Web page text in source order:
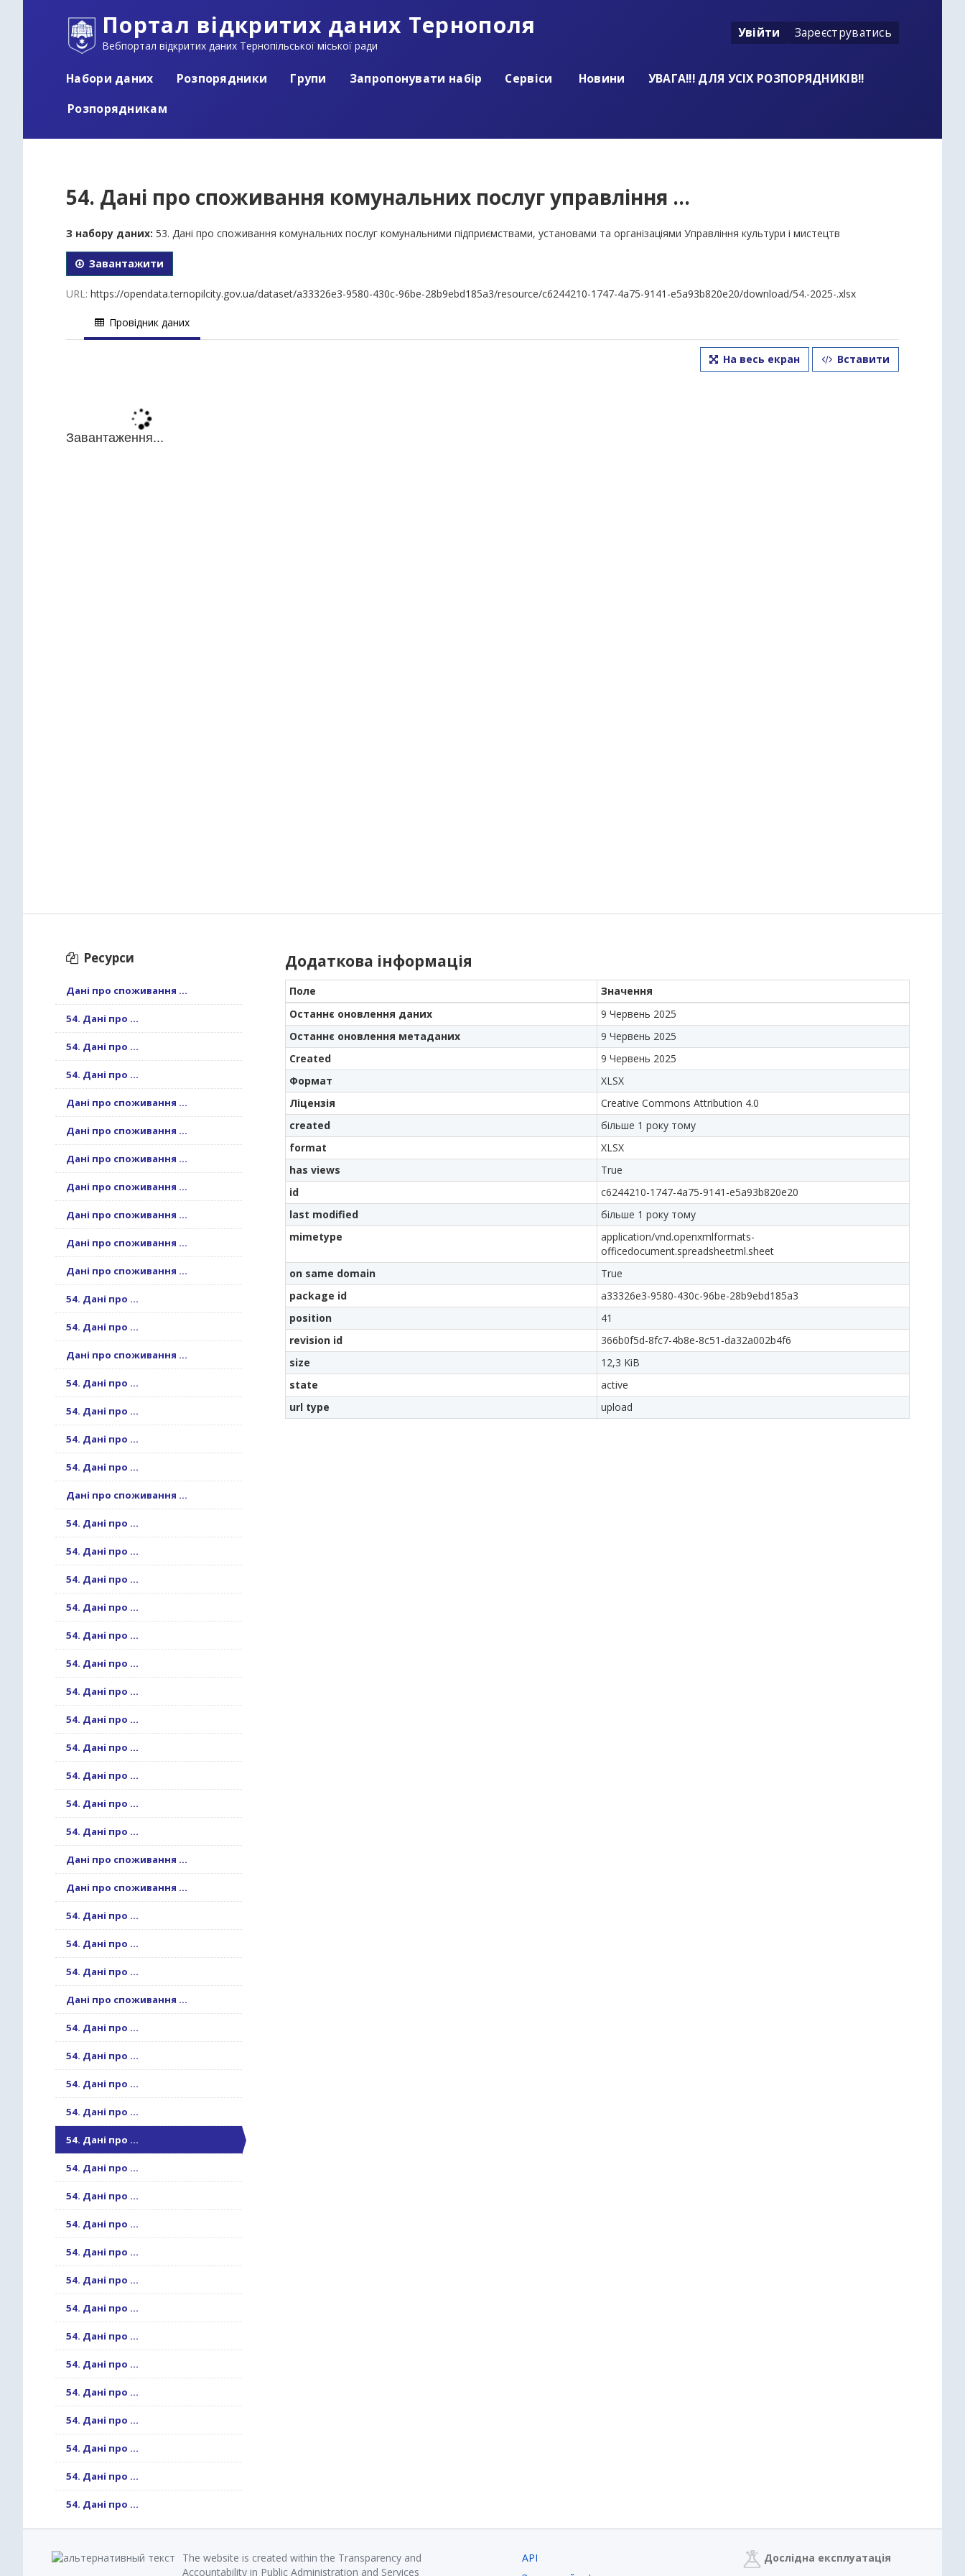
Портал відкритих даних Тернополя
Вебпортал відкритих даних Тернопільської міської ради
Увійти Зареєструватись
Набори даних Розпорядники Групи Запропонувати набір Сервіси Новини
УВАГА!!! ДЛЯ УСІХ РОЗПОРЯДНИКІВ!!
Розпорядникам
54. Дані про споживання комунальних послуг управління ...
З набору даних: 53. Дані про споживання комунальних послуг комунальними підприємствами, установами та організаціями Управління культури і мистецтв
Завантажити
URL: https://opendata.ternopilcity.gov.ua/dataset/a33326e3-9580-430c-96be-28b9ebd185a3/resource/c6244210-1747-4a75-9141-e5a93b820e20/download/54.-2025-.xlsx
Провідник даних
На весь екран Вставити
Ресурси
Дані про споживання ...
54. Дані про ...
54. Дані про ...
54. Дані про ...
Дані про споживання ...
Дані про споживання ...
Дані про споживання ...
Дані про споживання ...
Дані про споживання ...
Дані про споживання ...
Дані про споживання ...
54. Дані про ...
54. Дані про ...
Дані про споживання ...
54. Дані про ...
54. Дані про ...
54. Дані про ...
54. Дані про ...
Дані про споживання ...
54. Дані про ...
54. Дані про ...
54. Дані про ...
54. Дані про ...
54. Дані про ...
54. Дані про ...
54. Дані про ...
54. Дані про ...
54. Дані про ...
54. Дані про ...
54. Дані про ...
54. Дані про ...
Дані про споживання ...
Дані про споживання ...
54. Дані про ...
54. Дані про ...
54. Дані про ...
Дані про споживання ...
54. Дані про ...
54. Дані про ...
54. Дані про ...
54. Дані про ...
54. Дані про ...
54. Дані про ...
54. Дані про ...
54. Дані про ...
54. Дані про ...
54. Дані про ...
54. Дані про ...
54. Дані про ...
54. Дані про ...
54. Дані про ...
54. Дані про ...
54. Дані про ...
54. Дані про ...
54. Дані про ...
Додаткова інформація
Поле
Значення
Останнє оновлення даних
9 Червень 2025
Останнє оновлення метаданих
9 Червень 2025
Created
9 Червень 2025
Формат
XLSX
Ліцензія
Creative Commons Attribution 4.0
created
більше 1 року тому
format
XLSX
has views
True
id
c6244210-1747-4a75-9141-e5a93b820e20
last modified
більше 1 року тому
mimetype
application/vnd.openxmlformats-
officedocument.spreadsheetml.sheet
on same domain
True
package id
a33326e3-9580-430c-96be-28b9ebd185a3
position
41
revision id
366b0f5d-8fc7-4b8e-8c51-da32a002b4f6
size
12,3 KiB
state
active
url type
upload
The website is created within the Transparency and
Accountability in Public Administration and Services
API
Дослідна експлуатація